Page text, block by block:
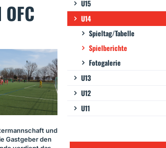
und
Gastgeber den
U15
U14
Spieltag/Tabelle
Spielberichte
Fotogalerie
U13
U12
U11